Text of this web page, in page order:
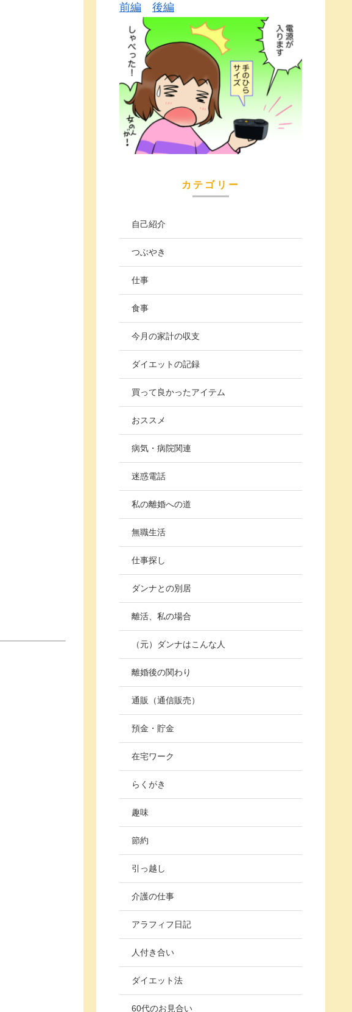
前編
後編
カテゴリー
自己紹介
つぶやき
仕事
食事
今月の家計の収支
ダイエットの記録
買って良かったアイテム
おススメ
病気・病院関連
迷惑電話
私の離婚への道
無職生活
仕事探し
ダンナとの別居
離活、私の場合
（元）ダンナはこんな人
離婚後の関わり
通販（通信販売）
預金・貯金
在宅ワーク
らくがき
趣味
節約
引っ越し
介護の仕事
アラフィフ日記
人付き合い
ダイエット法
60代のお見合い